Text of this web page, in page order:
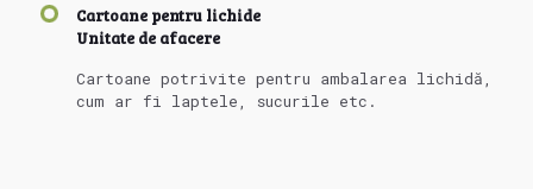
Cartoane pentru lichide
Unitate de afacere
Cartoane potrivite pentru ambalarea lichidă,
cum ar fi laptele, sucurile etc.